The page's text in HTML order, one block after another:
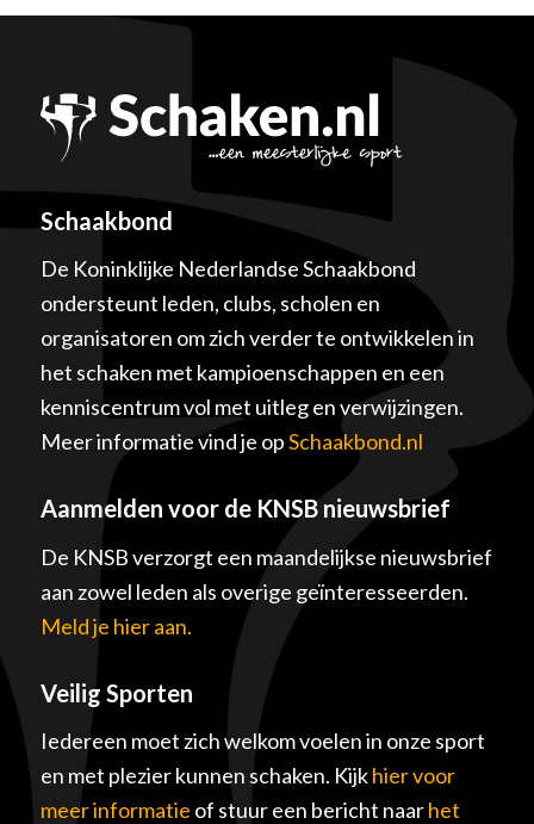
Schaakbond
De Koninklijke Nederlandse Schaakbond
ondersteunt leden, clubs, scholen en
organisatoren om zich verder te ontwikkelen in
het schaken met kampioenschappen en een
kenniscentrum vol met uitleg en verwijzingen.
Meer informatie vind je opSchaakbond.nl
Aanmelden voor de KNSB nieuwsbrief
De KNSB verzorgt een maandelijkse nieuwsbrief
aan zowel leden als overige geïnteresseerden.
Meld je hier aan.
Veilig Sporten
Iedereen moet zich welkom voelen in onze sport
en met plezier kunnen schaken. Kijkhier voor
meer informatie of stuur een bericht naarhet